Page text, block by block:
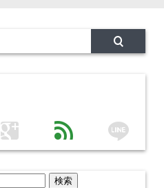
google feed line